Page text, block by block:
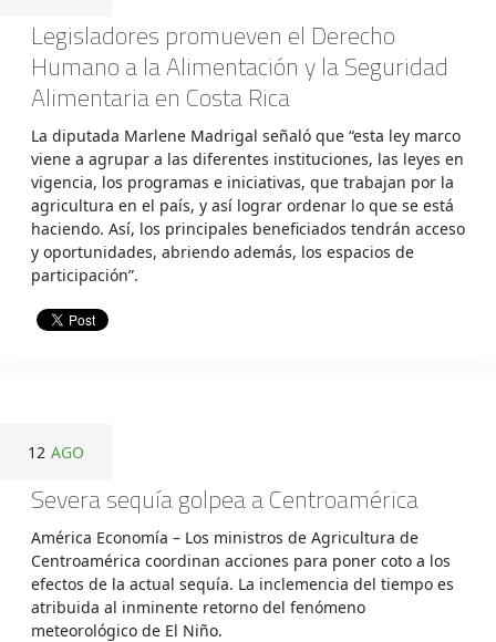
Legisladores promueven el Derecho
Humano a la Alimentación y la Seguridad
Alimentaria en Costa Rica
La diputada Marlene Madrigal señaló que “esta ley marco
viene a agrupar a las diferentes instituciones, las leyes en
vigencia, los programas e iniciativas, que trabajan por la
agricultura en el país, y así lograr ordenar lo que se está
haciendo. Así, los principales beneficiados tendrán acceso
y oportunidades, abriendo además, los espacios de
participación”.
12 AGO
Severa sequía golpea a Centroamérica
América Economía – Los ministros de Agricultura de
Centroamérica coordinan acciones para poner coto a los
efectos de la actual sequía. La inclemencia del tiempo es
atribuida al inminente retorno del fenómeno
meteorológico de El Niño.